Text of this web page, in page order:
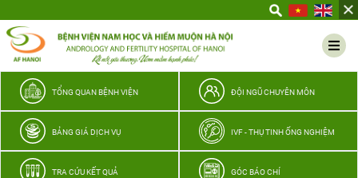
thương
TỔNG QUAN BỆNH VIỆN ĐỘI NGŨ CHUYÊN MÔN
BẢNG GIÁ DỊCH VỤ IVF - THỤ TINH ỐNG NGHIỆM
TRA CỨU KẾT QUẢ GÓC BÁO CHÍ